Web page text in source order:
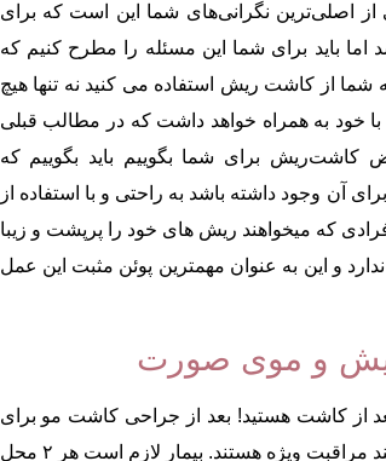
ابرو
جراحی
ابرو
اصلی‌ترین نگرانی‌های شما این است که برای
اما باید برای شما این مسئله را مطرح کنیم که
از کاشت ریش استفاده می کنید نه تنها هیچ
خود به همراه خواهد داشت که در مطالب قبلی
کاشت‌ریش برای شما بگوییم باید بگوییم که
وجود داشته باشد به راحتی و با استفاده از
که میخواهند ریش های خود را پرپشت و زیبا
و این به عنوان مهمترین پوئن مثبت این عمل
ریش و موی صورت
از کاشت هستید! بعد از جراحی کاشت مو برای
درمان موهای نازک یا لکه دار، هم ناحیه برداشت و هم ناحیه گیرنده نیازمند مراقبت ویژه هستند. بیمار لازم است هر ۲ محل